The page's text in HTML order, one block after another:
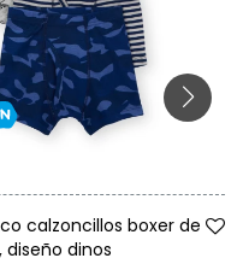
calzoncillos boxer de
diseño dinos